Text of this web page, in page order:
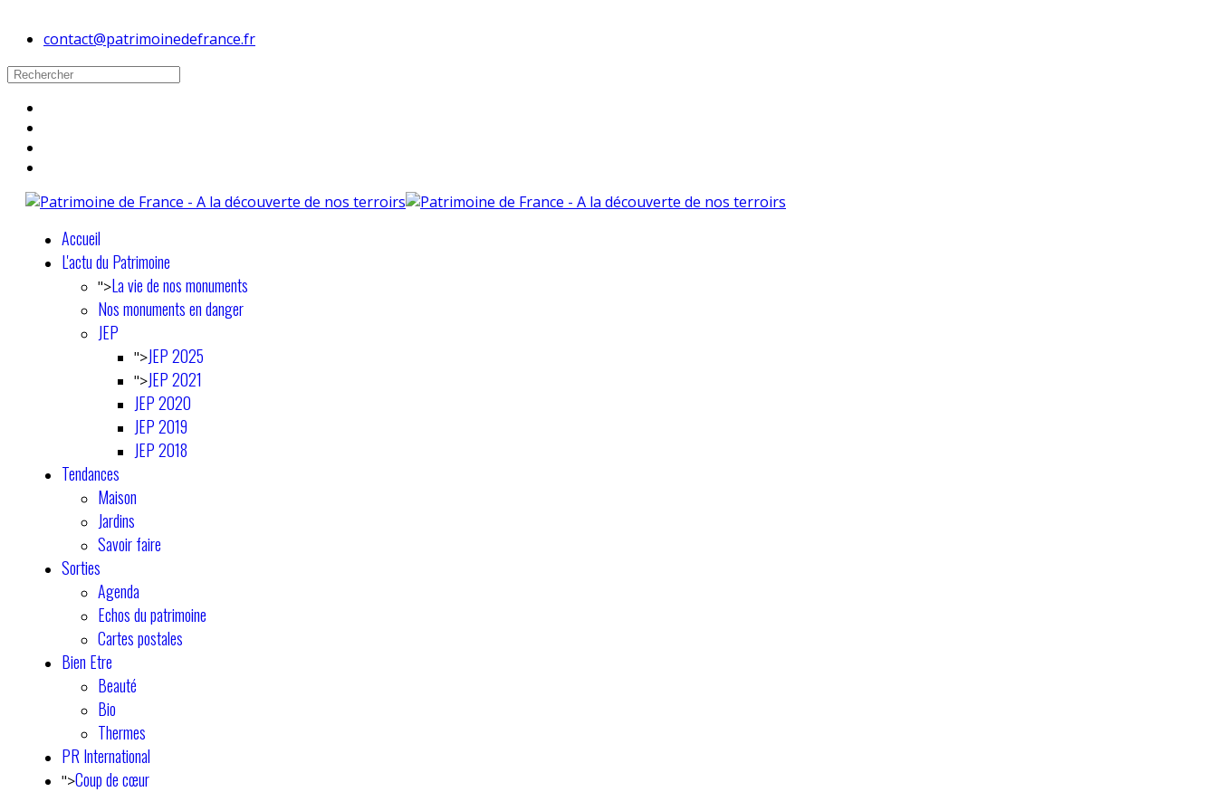
contact@patrimoinedefrance.fr
Accueil
L'actu du Patrimoine
">La vie de nos monuments
Nos monuments en danger
JEP
">JEP 2025
">JEP 2021
JEP 2020
JEP 2019
JEP 2018
Tendances
Maison
Jardins
Savoir faire
Sorties
Agenda
Echos du patrimoine
Cartes postales
Bien Etre
Beauté
Bio
Thermes
PR International
">Coup de cœur